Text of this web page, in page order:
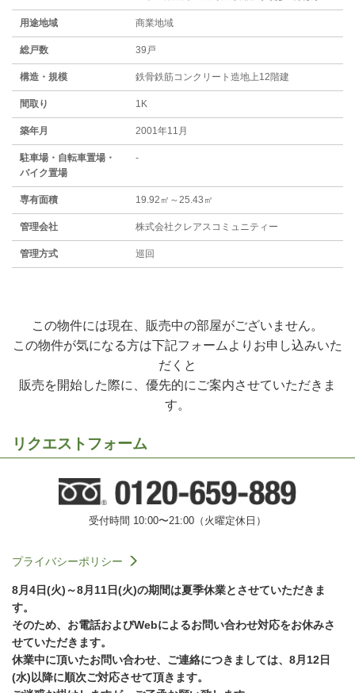
用途地域 商業地域
総戸数 39戸
構造・規模 鉄骨鉄筋コンクリート造地上12階建
間取り 1K
築年月 2001年11月
駐⾞場・⾃転⾞置場・
バイク置場
-
専有面積 19.92㎡～25.43㎡
管理会社 株式会社クレアスコミュニティー
管理方式 巡回
この物件には現在、販売中の部屋がございません。
この物件が気になる方は下記フォームよりお申し込みいた
だくと
販売を開始した際に、優先的にご案内させていただきま
す。
リクエストフォーム
受付時間 10:00〜21:00（火曜定休日）
プライバシーポリシー
8月4日(火)～8月11日(火)の期間は夏季休業とさせていただきま
す。
そのため、お電話およびWebによるお問い合わせ対応をお休みさ
せていただきます。
休業中に頂いたお問い合わせ、ご連絡につきましては、8月12日
(水)以降に順次ご対応させて頂きます。